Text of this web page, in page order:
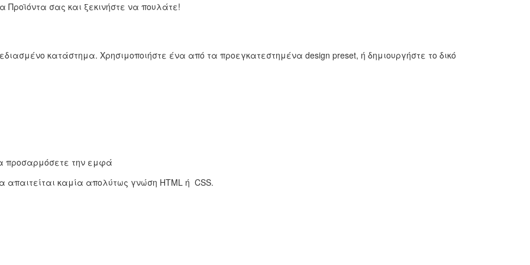
Προϊόντα σας και ξεκινήστε να πουλάτε!
κατάστημα. Χρησιμοποιήστε ένα από τα προεγκατεστημένα design preset, ή δημιουργήστε το δικό
προσαρμόσετε την εμφά
απαιτείται καμία απολύτως γνώση HTML ή CSS.